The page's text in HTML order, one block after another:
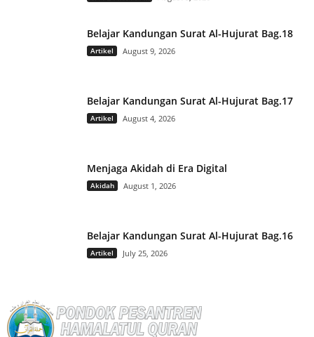
Belajar Kandungan Surat Al-Hujurat Bag.18
Artikel August 9, 2026
Belajar Kandungan Surat Al-Hujurat Bag.17
Artikel August 4, 2026
Menjaga Akidah di Era Digital
Akidah August 1, 2026
Belajar Kandungan Surat Al-Hujurat Bag.16
Artikel July 25, 2026